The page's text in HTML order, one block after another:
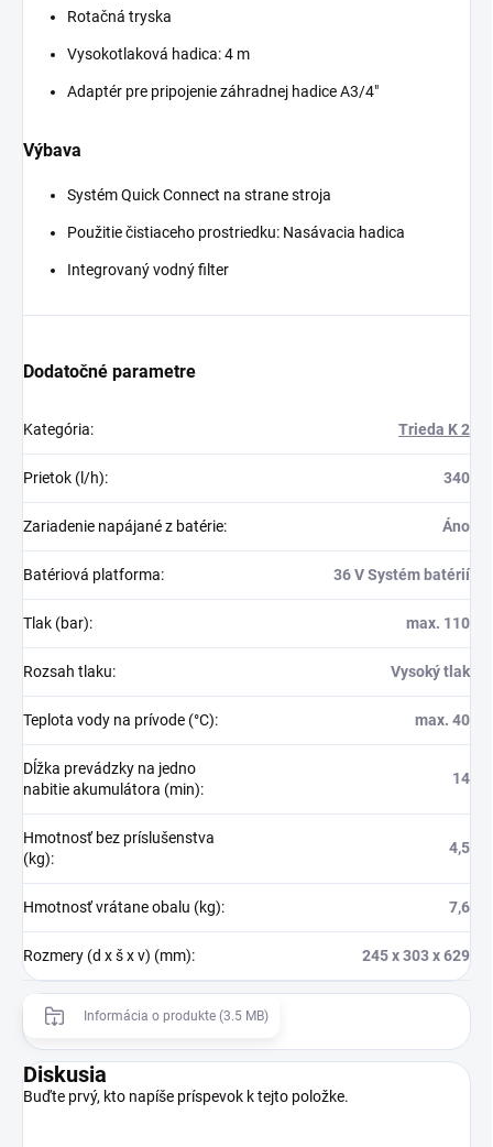
Rotačná tryska
Vysokotlaková hadica: 4 m
Adaptér pre pripojenie záhradnej hadice A3/4"
Výbava
SystémQuick Connect na strane stroja
Použitie čistiaceho prostriedku: Nasávacia hadica
Integrovaný vodný filter
Dodatočné parametre
Kategória: Trieda K 2
Prietok (l/h): 340
Zariadenie napájané z batérie: Áno
Batériová platforma: 36 V Systém batérií
Tlak (bar): max. 110
Rozsah tlaku: Vysoký tlak
Teplota vody na prívode (°C): max. 40
Dĺžka prevádzky na jedno
nabitie akumulátora (min):
14
Hmotnosť bez príslušenstva
(kg):
4,5
Hmotnosť vrátane obalu (kg): 7,6
Rozmery (d x š x v) (mm): 245 x 303 x 629
Informácia o produkte (3.5 MB)
Diskusia
Buďte prvý, kto napíše príspevok k tejto položke.